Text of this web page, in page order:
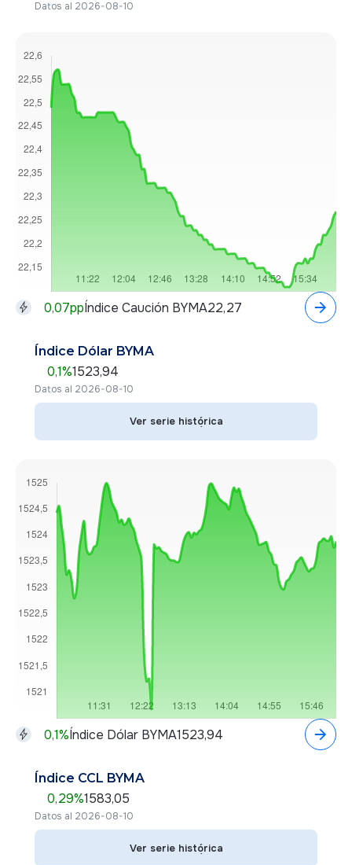
Datos al 2026-08-10
Índice Caución BYMA22,27
0,07pp
Índice Dólar BYMA
1523,94
0,1%
Datos al 2026-08-10
Ver serie histórica
Ver serie histórica
Índice Dólar BYMA1523,94
0,1%
Índice CCL BYMA
1583,05
0,29%
Datos al 2026-08-10
Ver serie histórica
Ver serie histórica